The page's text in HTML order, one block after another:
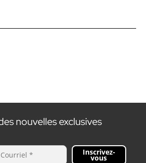
nouvelles exclusives
Inscrivez-
vous